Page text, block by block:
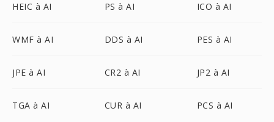
HEIC à AI PS à AI ICO à AI
WMF à AI DDS à AI PES à AI
JPE à AI CR2 à AI JP2 à AI
TGA à AI CUR à AI PCS à AI